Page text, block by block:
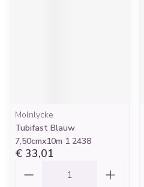
Molnlycke
Tubifast Blauw
7,50cmx10m 1 2438
€ 33,01